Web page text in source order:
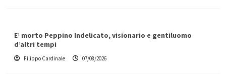
E’ morto Peppino Indelicato, visionario e gentiluomo
d’altri tempi
Filippo Cardinale 07/08/2026